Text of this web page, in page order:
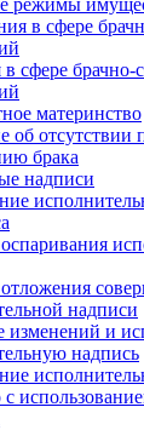
в сфере
в сфере
материнство
об отсутствии
брака
надписи
надписи
изменений и
надпись
с